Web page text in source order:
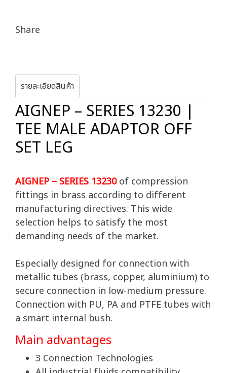
Share
รายละเอียดสินค้า
AIGNEP – SERIES 13230 |
TEE MALE ADAPTOR OFF
SET LEG
AIGNEP – SERIES 13230of compression
fittings in brass according to different
manufacturing directives. This wide
selection helps to satisfy the most
demanding needs of the market.
Especially designed for connection with
metallic tubes (brass, copper, aluminium) to
secure connection in low-medium pressure.
Connection with PU, PA and PTFE tubes with
a smart internal bush.
Main advantages
3 Connection Technologies